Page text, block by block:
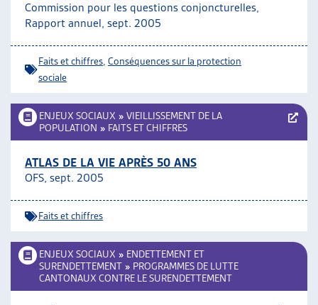
Commission pour les questions conjoncturelles,
Rapport annuel, sept. 2005
Faits et chiffres Conséquences sur la protection
sociale
ENJEUX SOCIAUX » VIEILLISSEMENT DE LA
POPULATION » FAITS ET CHIFFRES
ATLAS DE LA VIE APRÈS 50 ANS
OFS, sept. 2005
Faits et chiffres
ENJEUX SOCIAUX » ENDETTEMENT ET
SURENDETTEMENT » PROGRAMMES DE LUTTE
CANTONAUX CONTRE LE SURENDETTEMENT